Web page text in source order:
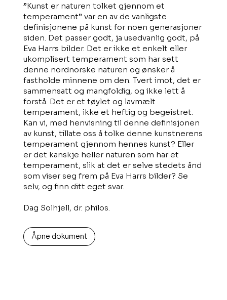
”Kunst er naturen tolket gjennom et
temperament” var en av de vanligste
definisjonene på kunst for noen generasjoner
siden. Det passer godt, ja usedvanlig godt, på
Eva Harrs bilder. Det er ikke et enkelt eller
ukomplisert temperament som har sett
denne nordnorske naturen og ønsker å
fastholde minnene om den. Tvert imot, det er
sammensatt og mangfoldig, og ikke lett å
forstå. Det er et tøylet og lavmælt
temperament, ikke et heftig og begeistret.
Kan vi, med henvisning til denne definisjonen
av kunst, tillate oss å tolke denne kunstnerens
temperament gjennom hennes kunst? Eller
er det kanskje heller naturen som har et
temperament, slik at det er selve stedets ånd
som viser seg frem på Eva Harrs bilder? Se
selv, og finn ditt eget svar.
Dag Solhjell, dr. philos.
Åpne dokument